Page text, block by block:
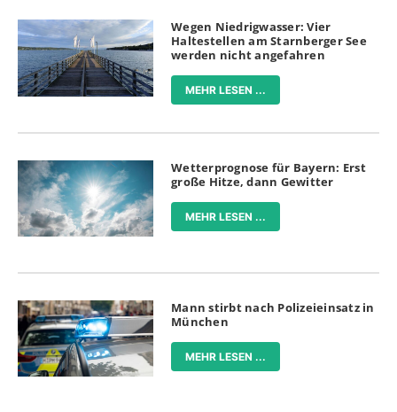
Wegen Niedrigwasser: Vier
Haltestellen am Starnberger See
werden nicht angefahren
MEHR LESEN ...
Wetterprognose für Bayern: Erst
große Hitze, dann Gewitter
MEHR LESEN ...
Mann stirbt nach Polizeieinsatz in
München
MEHR LESEN ...